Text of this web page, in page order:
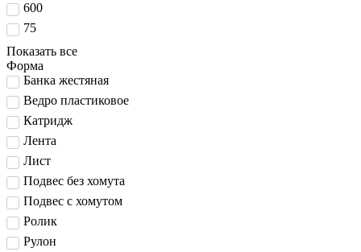
600
75
Показать все
Форма
Банка жестяная
Ведро пластиковое
Катридж
Лента
Лист
Подвес без хомута
Подвес с хомутом
Ролик
Рулон